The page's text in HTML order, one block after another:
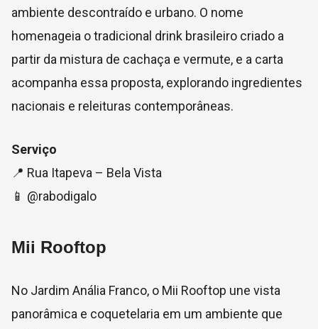
ambiente descontraído e urbano. O nome
homenageia o tradicional drink brasileiro criado a
partir da mistura de cachaça e vermute, e a carta
acompanha essa proposta, explorando ingredientes
nacionais e releituras contemporâneas.
Serviço
📍 Rua Itapeva – Bela Vista
📱 @rabodigalo
Mii Rooftop
No Jardim Anália Franco, o Mii Rooftop une vista
panorâmica e coquetelaria em um ambiente que